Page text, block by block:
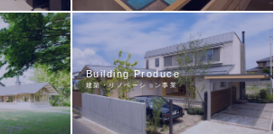
ュース／コ
ディネート
製作／開発
ペインター
オーダーマテリアル
不燃木材（内装仕上げ材）
フルオーダー建材／建材開発支援
マテリアルサンプルルーム ラボット
ショールーム内
Building Produce
建築・リノベーション事業